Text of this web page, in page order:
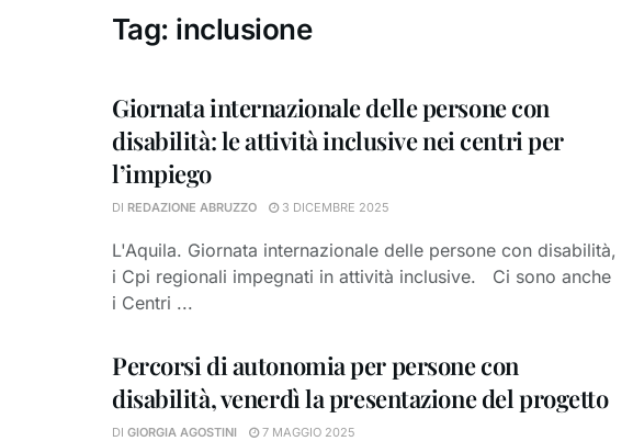
Tag: inclusione
Giornata internazionale delle persone con
disabilità: le attività inclusive nei centri per
l’impiego
DI REDAZIONE ABRUZZO 3 DICEMBRE 2025
L'Aquila. Giornata internazionale delle persone con disabilità,
i Cpi regionali impegnati in attività inclusive. Ci sono anche
i Centri ...
Percorsi di autonomia per persone con
disabilità, venerdì la presentazione del progetto
DI GIORGIA AGOSTINI 7 MAGGIO 2025